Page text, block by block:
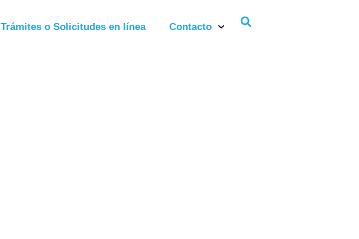
Trámites o Solicitudes en línea Contacto